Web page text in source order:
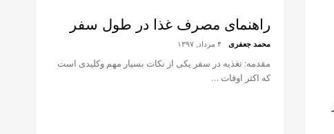
راهنمای مصرف غذا در طول سفر
محمد جعفری ۴ مرداد, ۱۳۹۷
مقدمه: تغذیه در سفر یکی از نکات بسیار مهم وکلیدی است
که‌ اکثر اوقات …